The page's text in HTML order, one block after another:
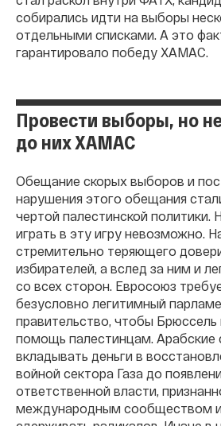
собирались идти на выборы
отдельными списками. А это
гарантировало победу ХАМАС.
Провести выборы, но
до них ХАМАС
Обещание скорых выборов и
нарушения этого обещания
чертой палестинской политики.
играть в эту игру невозможно.
стремительно теряющего
избирателей, а вслед за ним и
со всех сторон. Евросоюз
безусловно легитимный
правительство, чтобы
помощь палестинцам. Арабские
вкладывать деньги в
войной сектора Газа до
ответственной власти,
международным сообществом